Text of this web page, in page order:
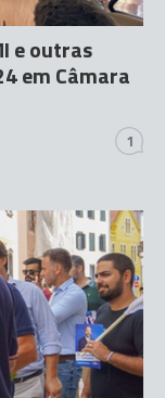
e outras
em Câmara
1